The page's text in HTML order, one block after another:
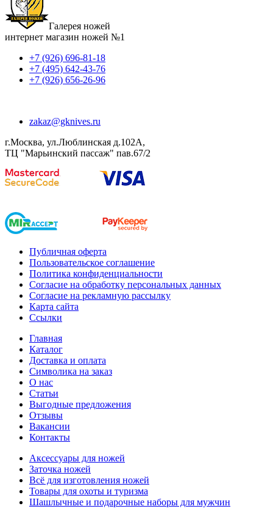
Галерея ножей
интернет магазин ножей №1
+7 (926) 696-81-18
+7 (495) 642-43-76
+7 (926) 656-26-96
zakaz@gknives.ru
г.Москва, ул.Люблинская д.102А,
ТЦ "Марьинский пассаж" пав.67/2
Публичная оферта
Пользовательское соглашение
Политика конфиденциальности
Согласие на обработку персональных данных
Согласие на рекламную рассылку
Карта сайта
Ссылки
Главная
Каталог
Доставка и оплата
Символика на заказ
О нас
Статьи
Выгодные предложения
Отзывы
Вакансии
Контакты
Аксессуары для ножей
Заточка ножей
Всё для изготовления ножей
Товары для охоты и туризма
Шашлычные и подарочные наборы для мужчин